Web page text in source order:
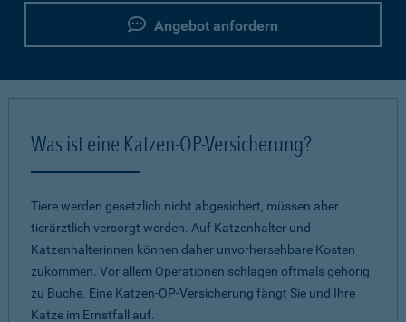
Angebot anfordern
Was ist eine Katzen-OP-Versicherung?
Tiere werden gesetzlich nicht abgesichert, müssen aber
tierärztlich versorgt werden. Auf Katzenhalter und
Katzenhalterinnen können daher unvorhersehbare Kosten
zukommen. Vor allem Operationen schlagen oftmals gehörig
zu Buche. Eine Katzen-OP-Versicherung fängt Sie und Ihre
Katze im Ernstfall auf.